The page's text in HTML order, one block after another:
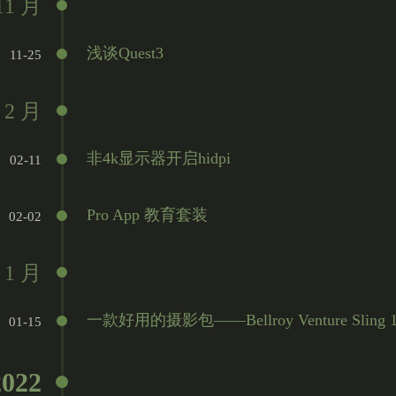
月
11-25 浅谈Quest3
2 月
02-11 非4k显示器开启hidpi
02-02 Pro App 教育套装
1 月
01-15 一款好用的摄影包——Bellroy Venture Sling